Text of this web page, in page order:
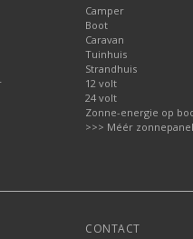
Camper
Boot
Caravan
Tuinhuis
Strandhuis
12 volt
24 volt
Zonne-energie op
>>> Méér
CONTACT